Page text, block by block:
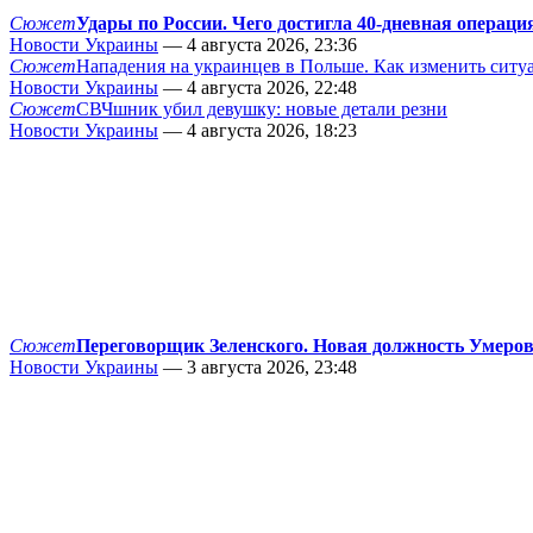
СюжетУдары по России. Чего достигла 40-дневная
Новости Украины — 4 августа 2026, 23:36
СюжетНападения на украинцев в Польше. Как изменить
Новости Украины — 4 августа 2026, 22:48
СюжетСВЧшник убил девушку: новые детали резни
Новости Украины — 4 августа 2026, 18:23
СюжетПереговорщик Зеленского. Новая должность
Новости Украины — 3 августа 2026, 23:48